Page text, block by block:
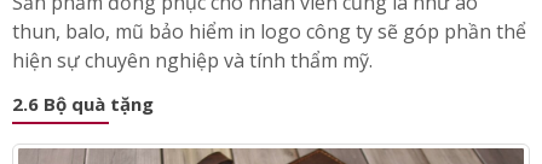
thun, balo, mũ bảo hiểm in logo công ty sẽ góp phần thể
hiện sự chuyên nghiệp và tính thẩm mỹ.
2.6 Bộ quà tặng